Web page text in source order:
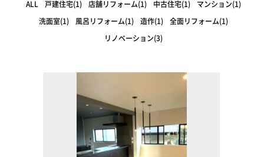
ALL 戸建住宅(1) 店舗リフォーム(1) 中古住宅(1) マンション(1)
洗面室(1) 風呂リフォーム(1) 造作(1) 全面リフォーム(1)
リノベーション(3)